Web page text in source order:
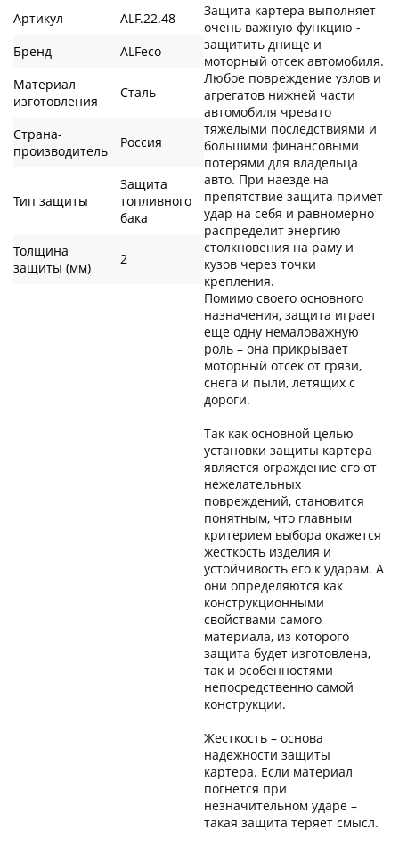
Артикул
ALF.22.48
Бренд
ALFeco
Материал
изготовления
Сталь
Страна-
производитель
Россия
Тип защиты
Защита
топливного
бака
Толщина
защиты (мм)
2
Защита картера выполняет
очень важную функцию -
защитить днище и
моторный отсек автомобиля.
Любое повреждение узлов и
агрегатов нижней части
автомобиля чревато
тяжелыми последствиями и
большими финансовыми
потерями для владельца
авто. При наезде на
препятствие защита примет
удар на себя и равномерно
распределит энергию
столкновения на раму и
кузов через точки
крепления.
Помимо своего основного
назначения, защита играет
еще одну немаловажную
роль – она прикрывает
моторный отсек от грязи,
снега и пыли, летящих с
дороги.
Так как основной целью
установки защиты картера
является ограждение его от
нежелательных
повреждений, становится
понятным, что главным
критерием выбора окажется
жесткость изделия и
устойчивость его к ударам. А
они определяются как
конструкционными
свойствами самого
материала, из которого
защита будет изготовлена,
так и особенностями
непосредственно самой
конструкции.
Жесткость – основа
надежности защиты
картера. Если материал
погнется при
незначительном ударе –
такая защита теряет смысл.